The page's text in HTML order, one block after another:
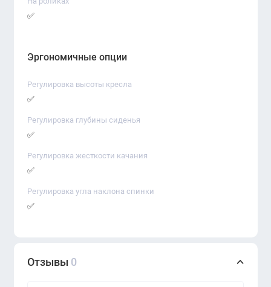
✅
Эргономичные опции
Регулировка высоты кресла
✅
Регулировка глубины сиденья
✅
Регулировка жесткости качания
✅
Регулировка угла наклона спинки
✅
Отзывы 0